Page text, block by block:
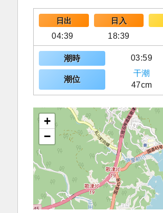
日出 日入
04:39
18:39
潮時 03:59
潮位
干潮
47cm
+
−